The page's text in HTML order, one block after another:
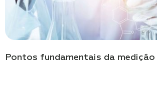
Pontos fundamentais da medição